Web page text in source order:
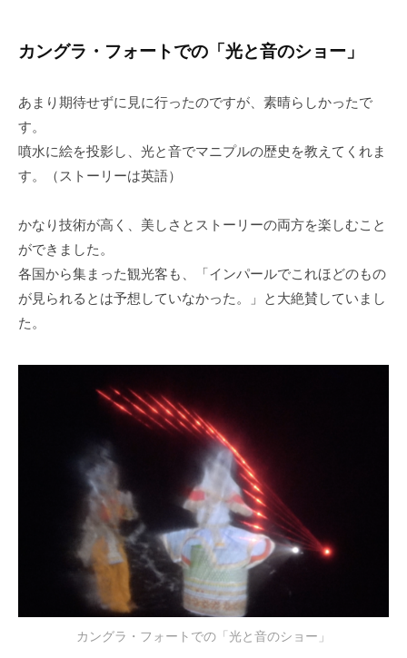
カングラ・フォートでの「光と音のショー」
あまり期待せずに見に行ったのですが、素晴らしかったで
す。
噴水に絵を投影し、光と音でマニプルの歴史を教えてくれま
す。（ストーリーは英語）
かなり技術が高く、美しさとストーリーの両方を楽しむこと
ができました。
各国から集まった観光客も、「インパールでこれほどのもの
が見られるとは予想していなかった。」と大絶賛していまし
た。
カングラ・フォートでの「光と音のショー」